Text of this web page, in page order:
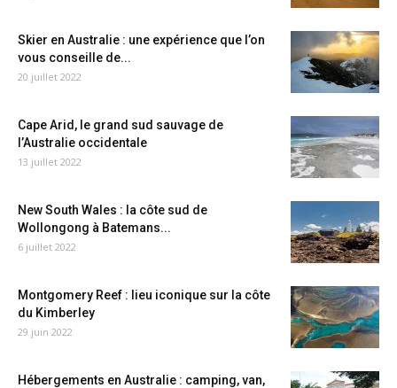
Skier en Australie : une expérience que l’on
vous conseille de...
20 juillet 2022
Cape Arid, le grand sud sauvage de
l’Australie occidentale
13 juillet 2022
New South Wales : la côte sud de
Wollongong à Batemans...
6 juillet 2022
Montgomery Reef : lieu iconique sur la côte
du Kimberley
29 juin 2022
Hébergements en Australie : camping, van,